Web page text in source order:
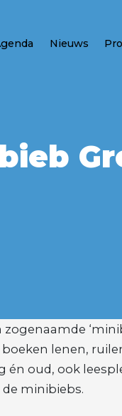
Nieuws
lenen,
én oud, ook
minibiebs.